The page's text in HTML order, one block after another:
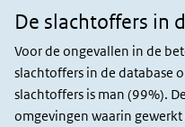
De slachtoffers in
Voor de ongevallen in de
slachtoffers in de database
slachtoffers is man (99%).
omgevingen waarin